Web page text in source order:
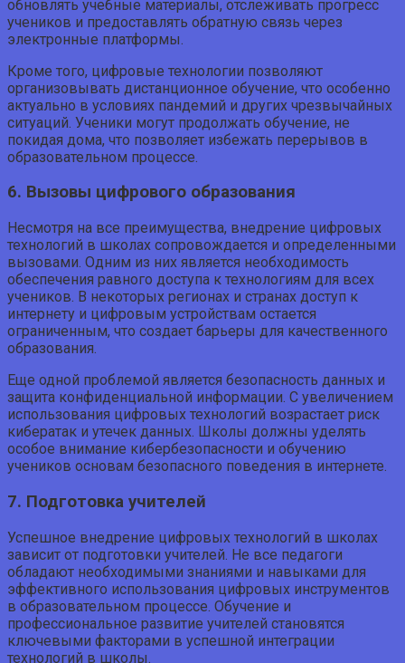
обновлять учебные материалы, отслеживать прогресс
учеников и предоставлять обратную связь через
электронные платформы.
Кроме того, цифровые технологии позволяют
организовывать дистанционное обучение, что особенно
актуально в условиях пандемий и других чрезвычайных
ситуаций. Ученики могут продолжать обучение, не
покидая дома, что позволяет избежать перерывов в
образовательном процессе.
6. Вызовы цифрового образования
Несмотря на все преимущества, внедрение цифровых
технологий в школах сопровождается и определенными
вызовами. Одним из них является необходимость
обеспечения равного доступа к технологиям для всех
учеников. В некоторых регионах и странах доступ к
интернету и цифровым устройствам остается
ограниченным, что создает барьеры для качественного
образования.
Еще одной проблемой является безопасность данных и
защита конфиденциальной информации. С увеличением
использования цифровых технологий возрастает риск
кибератак и утечек данных. Школы должны уделять
особое внимание кибербезопасности и обучению
учеников основам безопасного поведения в интернете.
7. Подготовка учителей
Успешное внедрение цифровых технологий в школах
зависит от подготовки учителей. Не все педагоги
обладают необходимыми знаниями и навыками для
эффективного использования цифровых инструментов
в образовательном процессе. Обучение и
профессиональное развитие учителей становятся
ключевыми факторами в успешной интеграции
технологий в школы.